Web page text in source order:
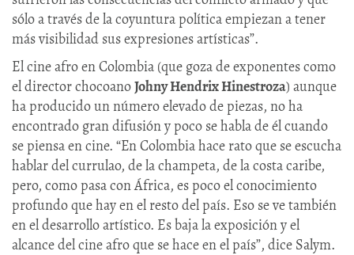
sólo a través de la coyuntura política empiezan a tener
más visibilidad sus expresiones artísticas”.
El cine afro en Colombia (que goza de exponentes como
el director chocoanoJohny Hendrix Hinestroza) aunque
ha producido un número elevado de piezas, no ha
encontrado gran difusión y poco se habla de él cuando
se piensa en cine. “En Colombia hace rato que se escucha
hablar del currulao, de la champeta, de la costa caribe,
pero, como pasa con África, es poco el conocimiento
profundo que hay en el resto del país. Eso se ve también
en el desarrollo artístico. Es baja la exposición y el
alcance del cine afro que se hace en el país”, dice Salym.